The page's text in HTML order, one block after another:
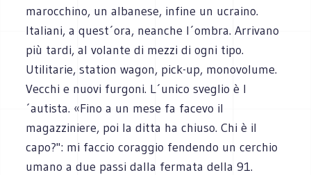
marocchino, un albanese, infine un ucraino.
Italiani, a quest´ora, neanche l´ombra. Arrivano
più tardi, al volante di mezzi di ogni tipo.
Utilitarie, station wagon, pick-up, monovolume.
Vecchi e nuovi furgoni. L´unico sveglio è l
´autista. «Fino a un mese fa facevo il
magazziniere, poi la ditta ha chiuso. Chi è il
capo?": mi faccio coraggio fendendo un cerchio
umano a due passi dalla fermata della 91.